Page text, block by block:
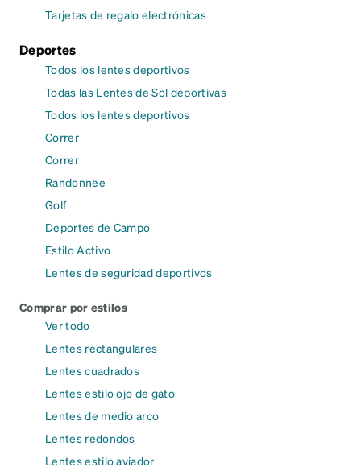
Tarjetas de regalo electrónicas
Deportes
Todos los lentes deportivos
Todas las Lentes de Sol deportivas
Todos los lentes deportivos
Correr
Correr
Randonnee
Golf
Deportes de Campo
Estilo Activo
Lentes de seguridad deportivos
Comprar por estilos
Ver todo
Lentes rectangulares
Lentes cuadrados
Lentes estilo ojo de gato
Lentes de medio arco
Lentes redondos
Lentes estilo aviador